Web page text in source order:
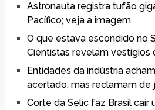
Astronauta registra tufão
Pacífico; veja a imagem
O que estava escondido no
Cientistas revelam vestígios
Entidades da indústria
acertado, mas reclamam de
Corte da Selic faz Brasil cair